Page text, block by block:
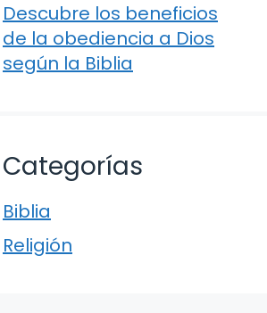
Descubre los beneficios
de la obediencia a Dios
según la Biblia
Categorías
Biblia
Religión